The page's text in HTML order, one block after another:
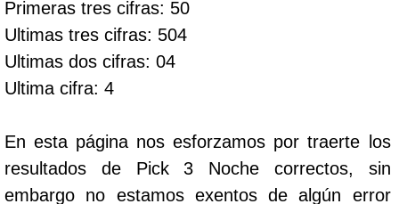
Dorado Mañana
Dorado Tarde
Dorado Noche
Primeras tres cifras: 50
Ultimas tres cifras: 504
Ultimas dos cifras: 04
Ultima cifra: 4
En esta página nos esforzamos por traerte los
resultados de Pick 3 Noche correctos, sin
embargo no estamos exentos de algún error